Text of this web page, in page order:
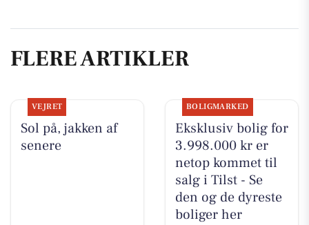
FLERE ARTIKLER
VEJRET
Sol på, jakken af
senere
BOLIGMARKED
Eksklusiv bolig for
3.998.000 kr er
netop kommet til
salg i Tilst - Se
den og de dyreste
boliger her